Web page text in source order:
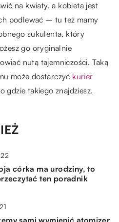
na kwiaty, a kobieta jest
podlewać – tu też mamy
sukulenta, który
go oryginalnie
nutą tajemniczości. Taką
może dostarczyć kurier
gdzie takiego znajdziesz.
córka ma urodziny, to
ten poradnik